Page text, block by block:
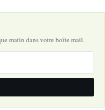
matin dans votre boîte mail.